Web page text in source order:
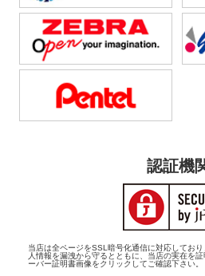
認証機
当店は全ページをSSL暗号化通信に対応してお
人情報を漏洩から守るとともに、当店の実在を
ーバー証明書画像をクリックしてご確認下さい。